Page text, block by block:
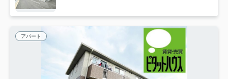
アパート